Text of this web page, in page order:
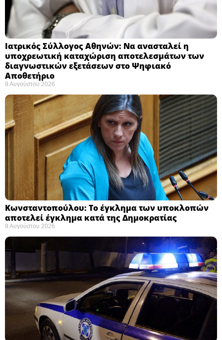
Ιατρικός Σύλλογος Αθηνών: Να ανασταλεί η
υποχρεωτική καταχώριση αποτελεσμάτων των
διαγνωστικών εξετάσεων στο Ψηφιακό
Αποθετήριο ​
9 Αυγούστου 2026
Κωνσταντοπούλου: Το έγκλημα των υποκλοπών
αποτελεί έγκλημα κατά της Δημοκρατίας ​
9 Αυγούστου 2026